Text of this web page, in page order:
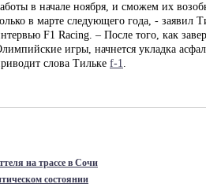
в начале ноября, и сможем их
в марте следующего года, - заявил
F1 Racing. – После того, как
игры, начнется укладка
слова Тильке f-1.
на трассе в Сочи
состоянии